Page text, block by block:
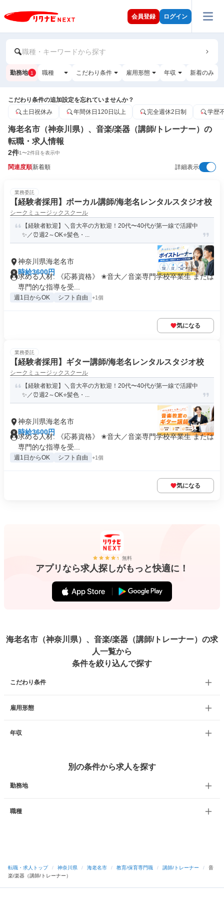
会員登録 ログイン
職種・キーワードから探す
勤務地 1 職種 こだわり条件 雇用形態 年収 新着のみ
こだわり条件の追加設定を忘れていませんか？
土日祝休み
年間休日120日以上 完全週休2日制 学歴
海老名市（神奈川県）、音楽/楽器（講師/トレーナー）の
転職・求人情報
2件1〜2件目を表示中
関連度順新着順 詳細表示
業務委託
【経験者採用】ボーカル講師/海老名レンタルスタジオ校
シークミュージックスクール
【経験者歓迎】＼音大卒の方歓迎！20代〜40代が第一線で活躍中
✨️／⏰週2～OK⭐️髪色・...
神奈川県海老名市
時給3600円
求める人材: 《応募資格》 ✬音大／音楽専門学校卒業生 または
専門的な指導を受...
週1日からOK シフト自由 +1個
気になる
業務委託
【経験者採用】ギター講師/海老名レンタルスタジオ校
シークミュージックスクール
【経験者歓迎】＼音大卒の方歓迎！20代〜40代が第一線で活躍中
✨️／⏰週2～OK⭐️髪色・...
神奈川県海老名市
時給3600円
求める人材: 《応募資格》 ✬音大／音楽専門学校卒業生 または
専門的な指導を受...
週1日からOK シフト自由 +1個
気になる
無料
アプリなら求人探しがもっと快適に！
海老名市（神奈川県）、音楽/楽器（講師/トレーナー）の求
人一覧から
条件を絞り込んで探す
こだわり条件
雇用形態
年収
別の条件から求人を探す
勤務地
職種
転職・求人トップ / 神奈川県 / 海老名市 / 教育/保育専門職 / 講師/トレーナー /
音
楽/楽器（講師/トレーナー）